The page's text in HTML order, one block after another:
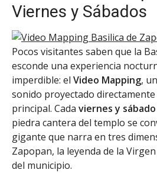
Viernes y Sábados
Pocos visitantes saben que la
esconde una experiencia
imperdible: el Video Mapping,
sonido proyectado
principal. Cada viernes y
piedra cantera del templo se
gigante que narra en tres
Zapopan, la leyenda de la
del municipio.